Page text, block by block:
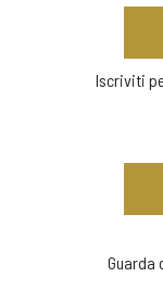
Iscriviti
Guarda